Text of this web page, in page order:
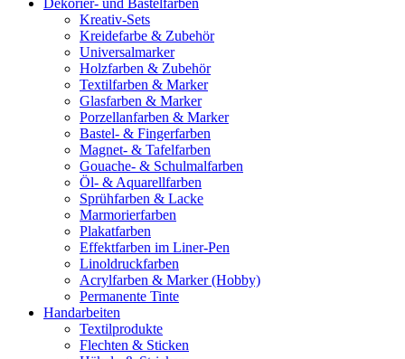
Dekorier- und Bastelfarben
Kreativ-Sets
Kreidefarbe & Zubehör
Universalmarker
Holzfarben & Zubehör
Textilfarben & Marker
Glasfarben & Marker
Porzellanfarben & Marker
Bastel- & Fingerfarben
Magnet- & Tafelfarben
Gouache- & Schulmalfarben
Öl- & Aquarellfarben
Sprühfarben & Lacke
Marmorierfarben
Plakatfarben
Effektfarben im Liner-Pen
Linoldruckfarben
Acrylfarben & Marker (Hobby)
Permanente Tinte
Handarbeiten
Textilprodukte
Flechten & Sticken